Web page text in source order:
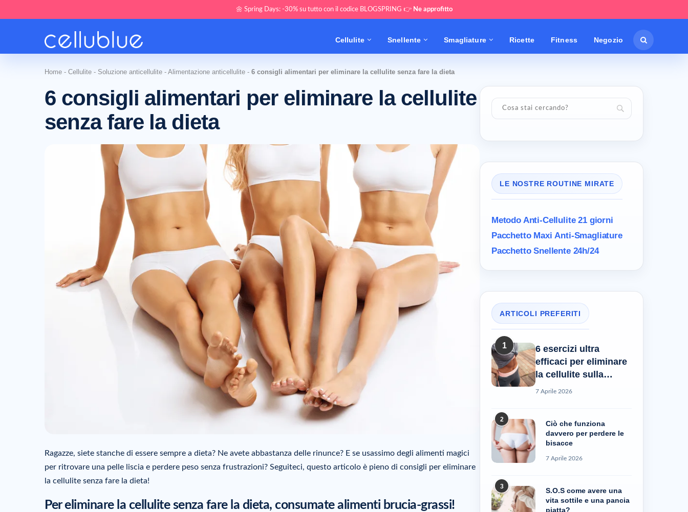
🌼 Spring Days: -30% su tutto con il codice BLOGSPRING 👉 Ne approfitto
Cellulite Snellente Smagliature Ricette Fitness Negozio
Home - Cellulite - Soluzione anticellulite - Alimentazione anticellulite - 6 consigli alimentari per eliminare la cellulite senza fare la dieta
6 consigli alimentari per eliminare la cellulite
senza fare la dieta
Ragazze, siete stanche di essere sempre a dieta? Ne avete abbastanza delle rinunce? E se usassimo degli alimenti magici
per ritrovare una pelle liscia e perdere peso senza frustrazioni? Seguiteci, questo articolo è pieno di consigli per eliminare
la cellulite senza fare la dieta!
Per eliminare la cellulite senza fare la dieta, consumate alimenti brucia-grassi!
LE NOSTRE ROUTINE MIRATE
Metodo Anti-Cellulite21 giorni
Pacchetto MaxiAnti-Smagliature
Pacchetto Snellente 24h/24
ARTICOLI PREFERITI
1
6 esercizi ultra
efficaci per eliminare
la cellulite sulla
pancia
7 Aprile 2026
2
Ciò che funziona
davvero per perdere le
bisacce
7 Aprile 2026
3
S.O.S come avere una
vita sottile e una pancia
piatta?